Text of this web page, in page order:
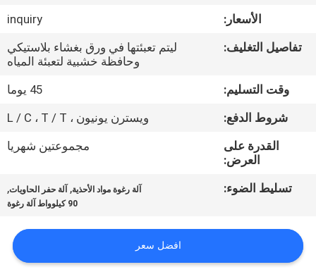
المعمل
مراقبة
الجودة
اتصل
اطلب
خريطة
الأسعار:
inquiry
تفاصيل التغليف:
ليتم تعبئتها في ورق بغشاء بلاستيكي
وحافظة خشبية لتعبئة المياه
وقت التسليم:
45 يوما
شروط الدفع:
ويسترن يونيون ، L / C ، T / T
القدرة على
العرض:
مجموعتين شهريا
تسليط الضوء: آلة رغوة مواد الأحذية, آلة حفر الحاويات,
90 كيلوواط آلة رغوة
افضل سعر